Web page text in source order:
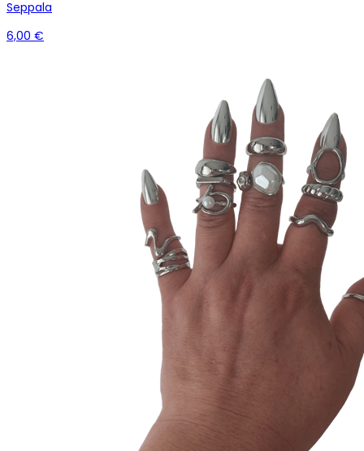
Seppala
6,00 €